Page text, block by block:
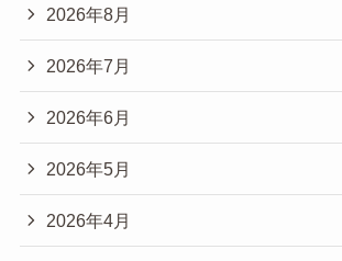
2026年8月
2026年7月
2026年6月
2026年5月
2026年4月